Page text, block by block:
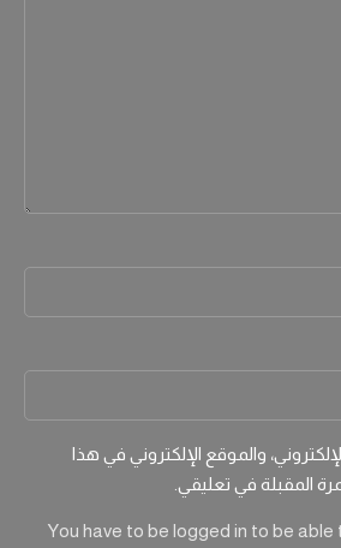
والموقع الإلكتروني في هذا
المقبلة في تعليقي.
You have to be logged in to be